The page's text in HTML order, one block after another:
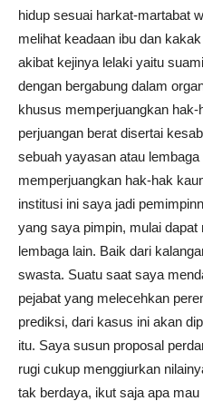
hidup sesuai harkat-martabat
melihat keadaan ibu dan
akibat kejinya lelaki yaitu
dengan bergabung dalam
khusus memperjuangkan
perjuangan berat disertai
sebuah yayasan atau
memperjuangkan hak-hak
institusi ini saya jadi
yang saya pimpin, mulai dapat
lembaga lain. Baik dari
swasta. Suatu saat saya
pejabat yang melecehkan
prediksi, dari kasus ini akan
itu. Saya susun proposal
rugi cukup menggiurkan
tak berdaya, ikut saja apa